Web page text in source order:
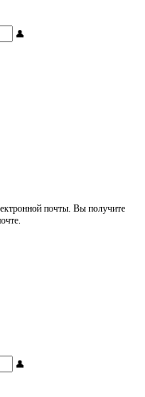
почты. Вы получите